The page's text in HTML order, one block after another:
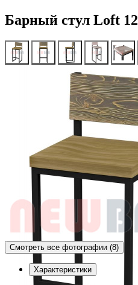
Барный стул Loft 12
Смотреть все фотографии (8)
Характеристики